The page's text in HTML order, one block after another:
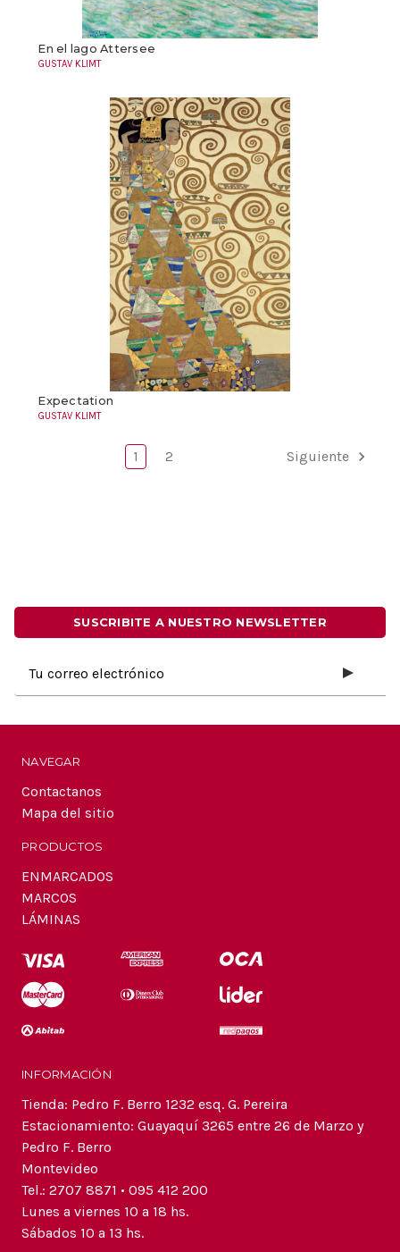
En el lago Attersee
GUSTAV KLIMT
Expectation
GUSTAV KLIMT
1 2 Siguiente
SUSCRIBITE A NUESTRO NEWSLETTER
electrónico
NAVEGAR
Contactanos
Mapa del sitio
PRODUCTOS
ENMARCADOS
MARCOS
LÁMINAS
INFORMACIÓN
Tienda: Pedro F. Berro 1232 esq. G. Pereira
Estacionamiento: Guayaquí 3265 entre 26 de Marzo y
Pedro F. Berro
Montevideo
Tel.: 2707 8871 • 095 412 200
Lunes a viernes 10 a 18 hs.
Sábados 10 a 13 hs.